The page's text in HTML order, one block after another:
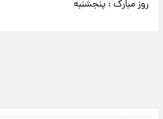
روز مبارک : پنجشنبه